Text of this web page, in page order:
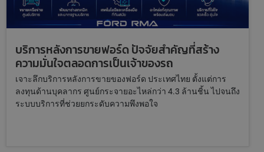
บริการหลังการขายฟอร์ด ปัจจัยสำคัญที่สร้าง
ความมั่นใจตลอดการเป็นเจ้าของรถ
เจาะลึกบริการหลังการขายของฟอร์ด ประเทศไทย ตั้งแต่การ
ลงทุนด้านบุคลากร ศูนย์กระจายอะไหล่กว่า 4.3 ล้านชิ้น ไปจนถึง
ระบบบริการที่ช่วยยกระดับความพึงพอใจ